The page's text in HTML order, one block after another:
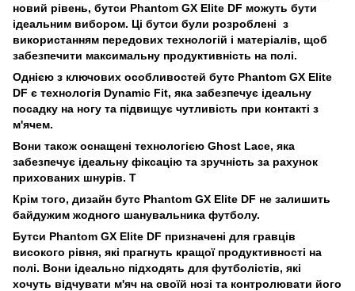
новий рівень, бутси Phantom GX Elite DF можуть бути
ідеальним вибором. Ці бутси були розроблені з
використанням передових технологій і матеріалів, щоб
забезпечити максимальну продуктивність на полі.
Однією з ключових особливостей бутс Phantom GX Elite
DF є технологія Dynamic Fit, яка забезпечує ідеальну
посадку на ногу та підвищує чутливість при контакті з
м'ячем.
Вони також оснащені технологією Ghost Lace, яка
забезпечує ідеальну фіксацію та зручність за рахунок
прихованих шнурів. Т
Крім того, дизайн бутс Phantom GX Elite DF не залишить
байдужим жодного шанувальника футболу.
Бутси Phantom GX Elite DF призначені для гравців
високого рівня, які прагнуть кращої продуктивності на
полі. Вони ідеально підходять для футболістів, які
хочуть відчувати м'яч на своїй нозі та контролювати його